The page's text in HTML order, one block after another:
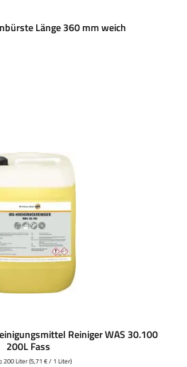
Länge 360 mm weich
Reiniger WAS 30.100
200L Fass
200 Liter(5,71 € / 1 Liter)